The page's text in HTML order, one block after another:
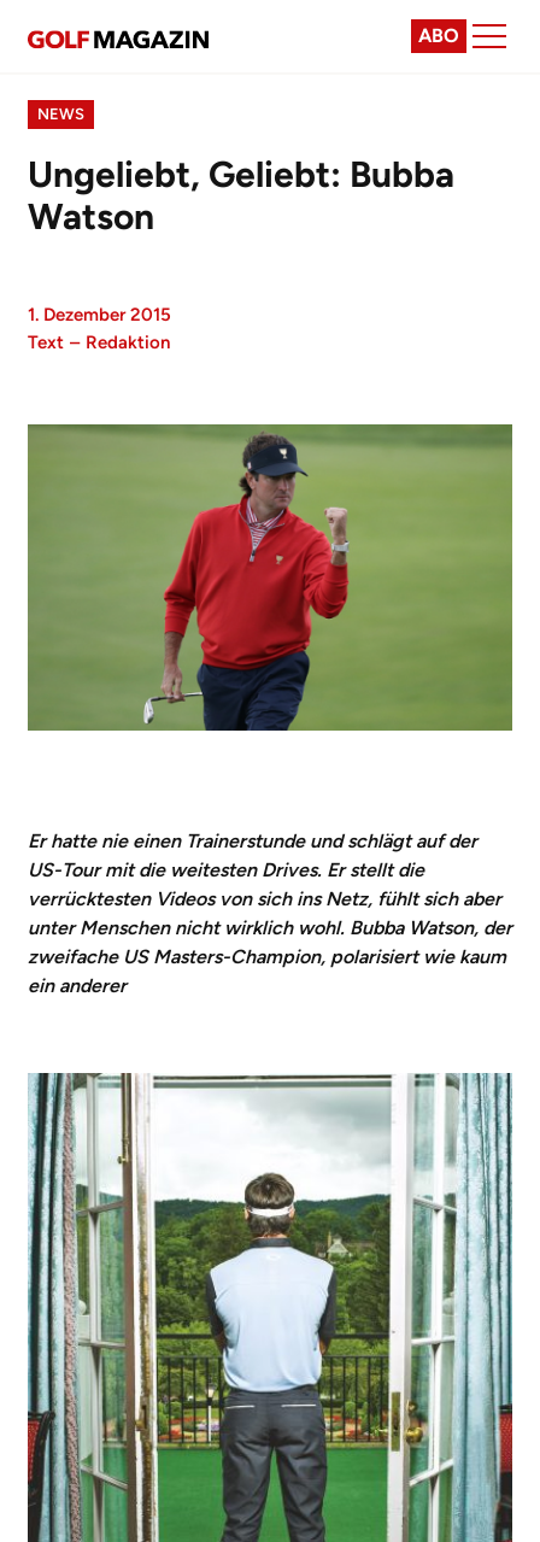
ABO
NEWS
Ungeliebt, Geliebt: Bubba
Watson
1. Dezember 2015
Text – Redaktion
Er hatte nie einen Trainerstunde und schlägt auf der
US-Tour mit die weitesten Drives. Er stellt die
verrücktesten Videos von sich ins Netz, fühlt sich aber
unter Menschen nicht wirklich wohl. Bubba Watson, der
zweifache US Masters-Champion, polarisiert wie kaum
ein anderer